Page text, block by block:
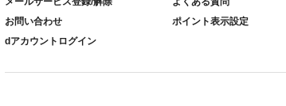
お問い合わせ
ポイント表示設定
dアカウントログイン